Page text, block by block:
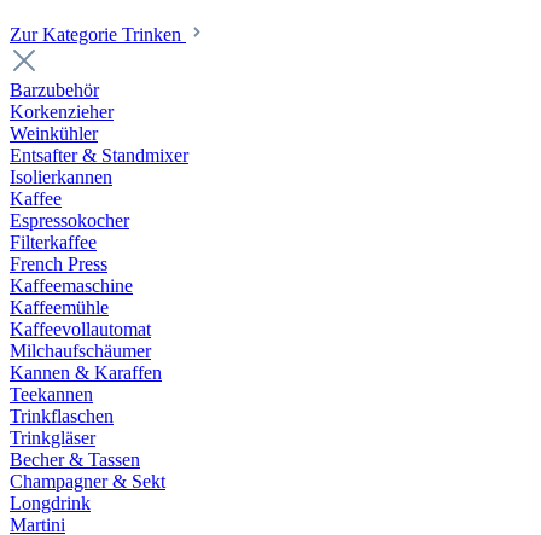
Zur Kategorie Trinken
Barzubehör
Korkenzieher
Weinkühler
Entsafter & Standmixer
Isolierkannen
Kaffee
Espressokocher
Filterkaffee
French Press
Kaffeemaschine
Kaffeemühle
Kaffeevollautomat
Milchaufschäumer
Kannen & Karaffen
Teekannen
Trinkflaschen
Trinkgläser
Becher & Tassen
Champagner & Sekt
Longdrink
Martini